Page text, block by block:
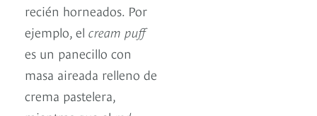
recién horneados. Por
ejemplo, el cream puff
es un panecillo con
masa aireada relleno de
crema pastelera,